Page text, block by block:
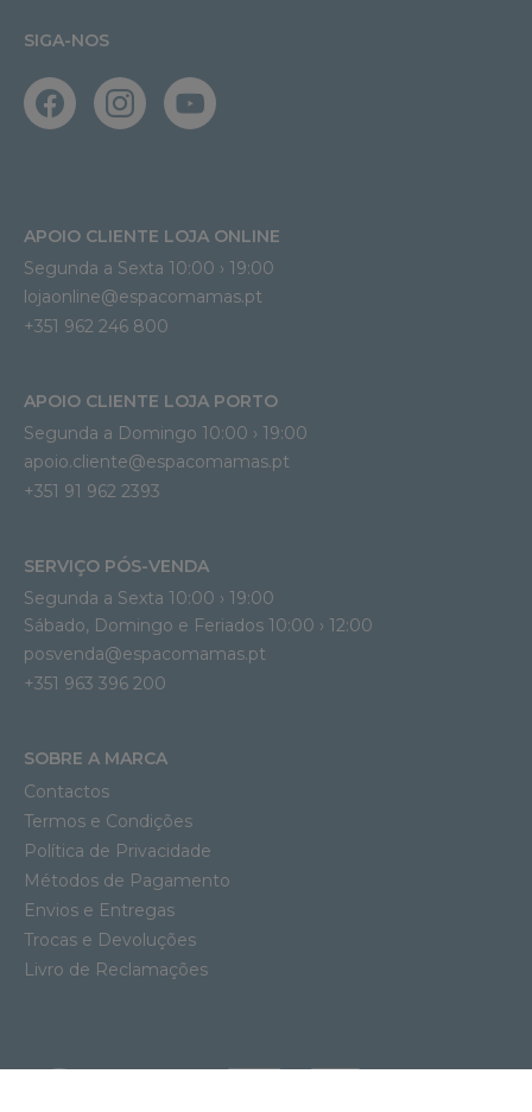
SIGA-NOS
APOIO CLIENTE LOJA ONLINE
Segunda a Sexta 10:00 › 19:00
lojaonline@espacomamas.pt
+351 962 246 800
APOIO CLIENTE LOJA PORTO
Segunda a Domingo 10:00 › 19:00
apoio.cliente@espacomamas.pt
+351 91 962 2393
SERVIÇO PÓS-VENDA
Segunda a Sexta 10:00 › 19:00
Sábado, Domingo e Feriados 10:00 › 12:00
posvenda@espacomamas.pt
+351 963 396 200
SOBRE A MARCA
Contactos
Termos e Condições
Política de Privacidade
Métodos de Pagamento
Envios e Entregas
Trocas e Devoluções
Livro de Reclamações